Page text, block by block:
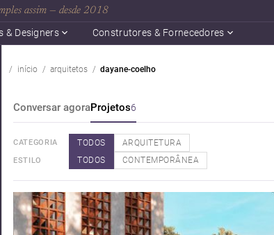
assim — desde 2018
& Designers Construtores & Fornecedores
início arquitetos dayane-coelho
Conversar agoraProjetos6
CATEGORIA TODOS ARQUITETURA
ESTILO TODOS CONTEMPORÂNEA